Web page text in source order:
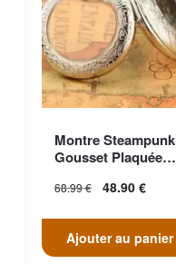
Montre Steampunk
Gousset Plaquée
68.99€ 48.90 €
Ajouter au panier